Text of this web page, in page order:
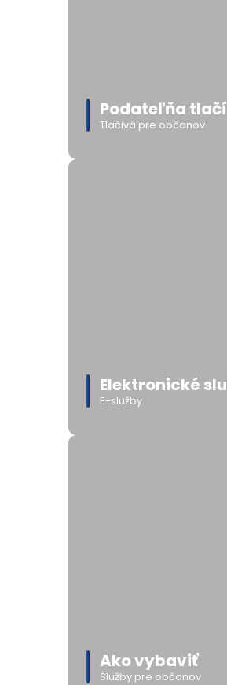
Podateľňa
Tlačivá pre občanov
Elektronické
E-služby
Ako vybaviť
Služby pre občanov